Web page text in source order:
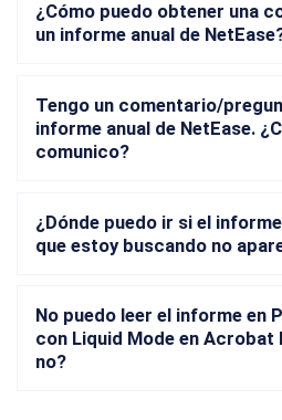
¿Cómo puedo obtener una
un informe anual de
Tengo un comentario/
informe anual de NetEase.
comunico?
¿Dónde puedo ir si el
que estoy buscando no
No puedo leer el informe en
con Liquid Mode en Acrobat
no?